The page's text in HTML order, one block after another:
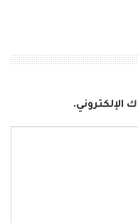
الإلكتروني.